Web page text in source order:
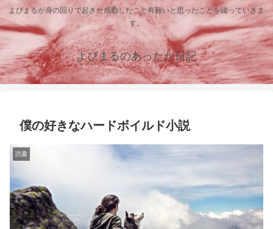
よぴまるが身の回りで起きた感動したこと有難いと思ったことを綴っていきま
す。
よぴまるのあったか日記
僕の好きなハードボイルド小説
読書